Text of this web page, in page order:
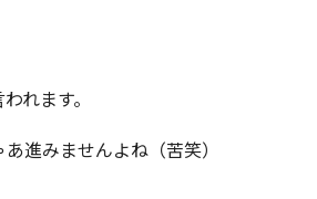
れます。
進みませんよね（苦笑）